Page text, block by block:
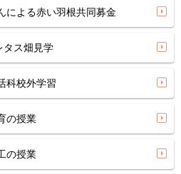
による赤い羽根共同募金
ス畑見学
校外学習
の授業
の授業